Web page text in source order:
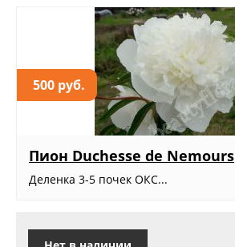
500 руб.
Пион Duchesse de Nemours
Деленка 3-5 почек ОКС...